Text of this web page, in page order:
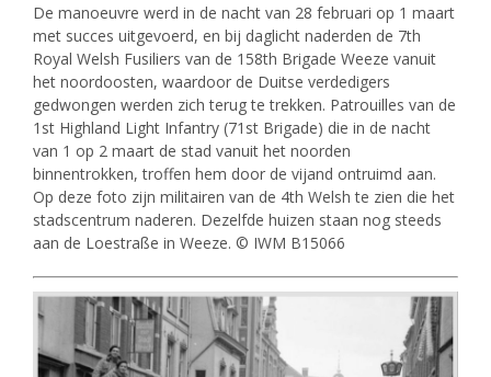
De manoeuvre werd in de nacht van 28 februari op 1 maart
met succes uitgevoerd, en bij daglicht naderden de 7th
Royal Welsh Fusiliers van de 158th Brigade Weeze vanuit
het noordoosten, waardoor de Duitse verdedigers
gedwongen werden zich terug te trekken. Patrouilles van de
1st Highland Light Infantry (71st Brigade) die in de nacht
van 1 op 2 maart de stad vanuit het noorden
binnentrokken, troffen hem door de vijand ontruimd aan.
Op deze foto zijn militairen van de 4th Welsh te zien die het
stadscentrum naderen. Dezelfde huizen staan nog steeds
aan de Loestraße in Weeze. © IWM B15066